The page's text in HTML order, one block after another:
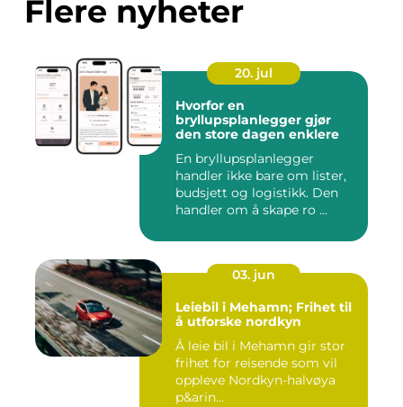
Flere nyheter
20. jul
Hvorfor en
bryllupsplanlegger gjør
den store dagen enklere
En bryllupsplanlegger
handler ikke bare om lister,
budsjett og logistikk. Den
handler om å skape ro ...
03. jun
Leiebil i Mehamn; Frihet til
å utforske nordkyn
Å leie bil i Mehamn gir stor
frihet for reisende som vil
oppleve Nordkyn-halvøya
p&arin...